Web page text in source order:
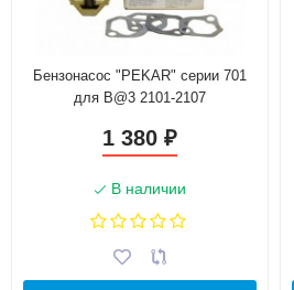
Бензонасос "PEKAR" серии 701
для B@3 2101-2107
1 380 ₽
В наличии